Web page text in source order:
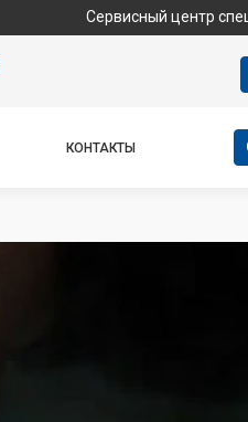
Сервисный центр
КОНТАКТЫ